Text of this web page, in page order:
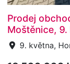
Prodej
Moštěnice,
9. května,